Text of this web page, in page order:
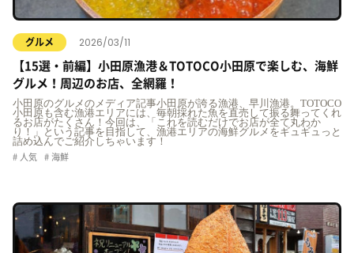
グルメ 2026/03/11
【15選・前編】小田原漁港＆TOTOCO小田原で楽しむ、海鮮
グルメ！周辺のお店、全網羅！
小田原のグルメのメディア記事小田原が誇る漁港、早川漁港。TOTOCO
小田原も含む漁港エリアには、毎朝採れた魚を直売して振る舞ってくれ
るお店がたくさん！今回は、「これを読むだけでお店が全て丸わか
り！」という記事を目指して、漁港エリアの海鮮グルメをギュギュっと
詰め込んでご紹介しちゃいます！
人気 海鮮